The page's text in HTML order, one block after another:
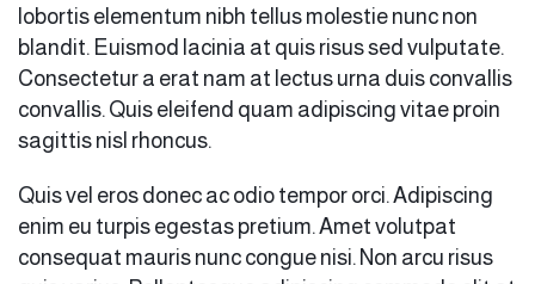
lobortis elementum nibh tellus molestie nunc non
blandit. Euismod lacinia at quis risus sed vulputate.
Consectetur a erat nam at lectus urna duis convallis
convallis. Quis eleifend quam adipiscing vitae proin
sagittis nisl rhoncus.
Quis vel eros donec ac odio tempor orci. Adipiscing
enim eu turpis egestas pretium. Amet volutpat
consequat mauris nunc congue nisi. Non arcu risus